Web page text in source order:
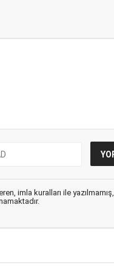
imla kuralları ile yazılmamış,